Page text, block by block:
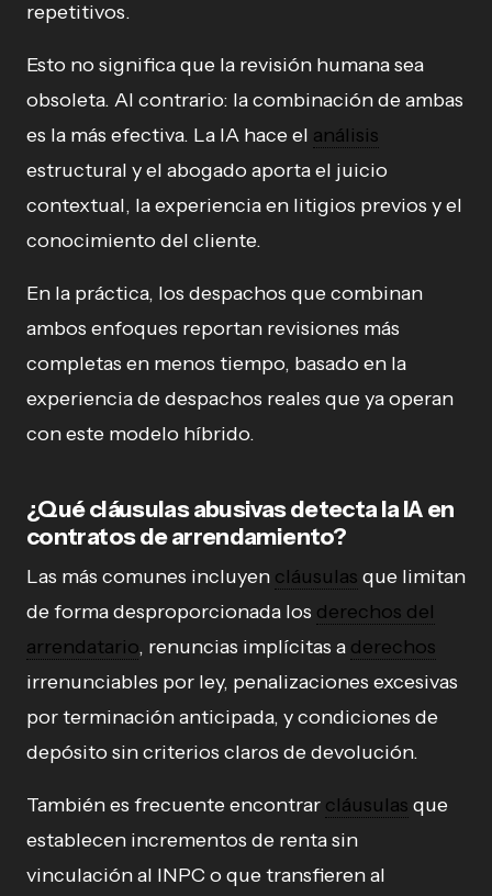
repetitivos.
Esto no significa que la revisión humana sea
obsoleta. Al contrario: la combinación de ambas
es la más efectiva. La IA hace el análisis
estructural y el abogado aporta el juicio
contextual, la experiencia en litigios previos y el
conocimiento del cliente.
En la práctica, los despachos que combinan
ambos enfoques reportan revisiones más
completas en menos tiempo, basado en la
experiencia de despachos reales que ya operan
con este modelo híbrido.
¿Qué cláusulas abusivas detecta la IA en
contratos de arrendamiento?
Las más comunes incluyen cláusulas que limitan
de forma desproporcionada los derechos del
arrendatario, renuncias implícitas a derechos
irrenunciables por ley, penalizaciones excesivas
por terminación anticipada, y condiciones de
depósito sin criterios claros de devolución.
También es frecuente encontrar cláusulas que
establecen incrementos de renta sin
vinculación al INPC o que transfieren al